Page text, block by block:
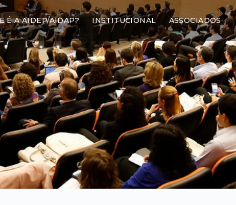
É A AIDEP/AIDAP? INSTITUCIONAL ASSOCIADOS